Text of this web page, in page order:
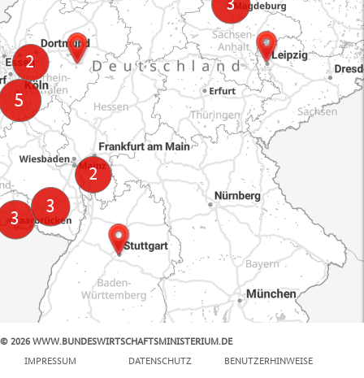
© 2026 WWW.BUNDESWIRTSCHAFTSMINISTERIUM.DE
IMPRESSUM
DATENSCHUTZ BENUTZERHINWEISE